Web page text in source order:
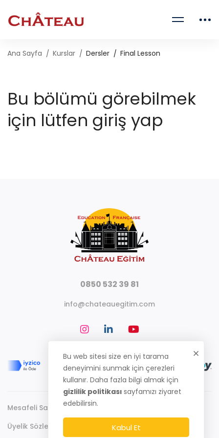
Ana Sayfa Kurslar Dersler Final Lesson
Bu bölümü görebilmek
için lütfen giriş yap
0850 532 39 81
info@chateauegitim.com
Mesafeli Satış Sözleşmesi
Üyelik Sözleşmesi
Bu web sitesi size en iyi tarama
deneyimini sunmak için çerezleri
kullanır. Daha fazla bilgi almak için
gizlilik politikası sayfamızı ziyaret
edebilirsin.
Kabul Et